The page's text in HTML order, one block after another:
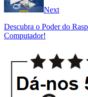
Next
Descubra o Poder do
Computador!